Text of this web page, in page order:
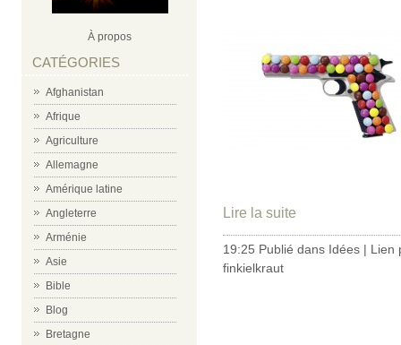
À propos
CATÉGORIES
Afghanistan
Afrique
Agriculture
Allemagne
Amérique latine
Angleterre
Arménie
Asie
Bible
Blog
Bretagne
Lire la suite
19:25 Publié dans Idées | Lien
finkielkraut